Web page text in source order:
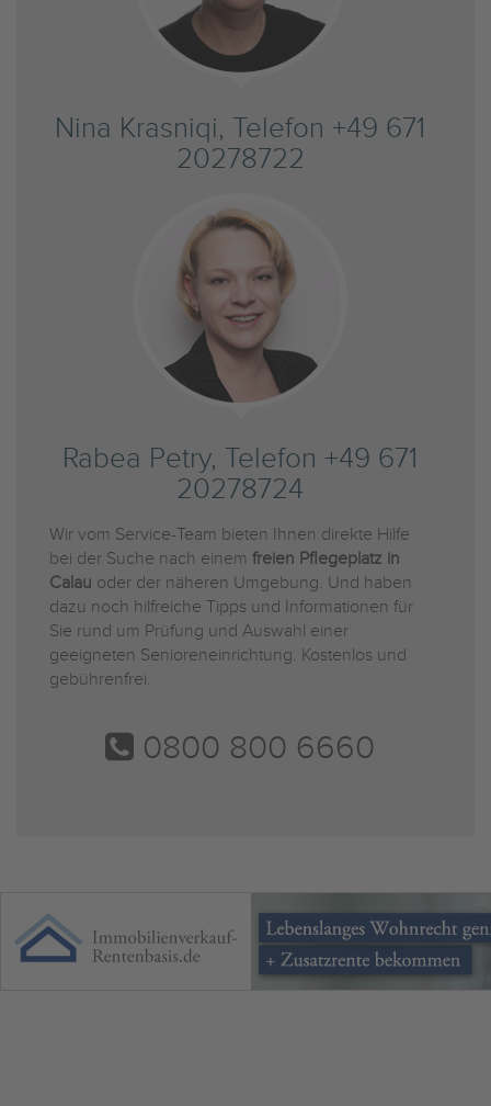
Nina Krasniqi, Telefon +49 671
20278722
Rabea Petry, Telefon +49 671
20278724
Wir vom Service-Team bieten Ihnen direkte Hilfe
bei der Suche nach einem freien Pflegeplatz in
Calau oder der näheren Umgebung. Und haben
dazu noch hilfreiche Tipps und Informationen für
Sie rund um Prüfung und Auswahl einer
geeigneten Senioreneinrichtung. Kostenlos und
gebührenfrei.
0800 800 6660